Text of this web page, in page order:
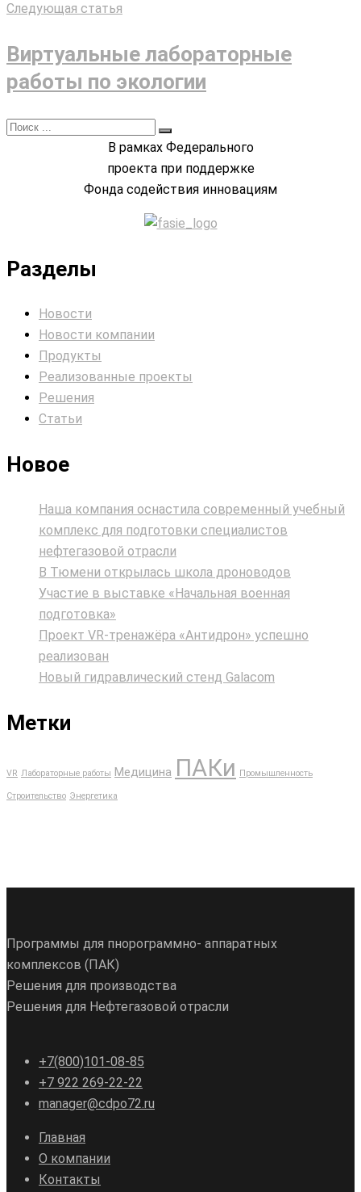
Следующая статья
Виртуальные лабораторные
работы по экологии
В рамках Федерального
проекта при поддержке
Фонда содействия инновациям
Разделы
Новости
Новости компании
Продукты
Реализованные проекты
Решения
Статьи
Новое
Наша компания оснастила современный учебный
комплекс для подготовки специалистов
нефтегазовой отрасли
В Тюмени открылась школа дроноводов
Участие в выставке «Начальная военная
подготовка»
Проект VR‑тренажёра «Антидрон» успешно
реализован
Новый гидравлический стенд Galacom
Метки
VR Лабораторные работы Медицина ПАКи Промышленность
Строительство Энергетика
Программы для пнорограммно- аппаратных
комплексов (ПАК)
Решения для производства
Решения для Нефтегазовой отрасли
+7(800)101-08-85
+7 922 269-22-22
manager@cdpo72.ru
Главная
О компании
Контакты